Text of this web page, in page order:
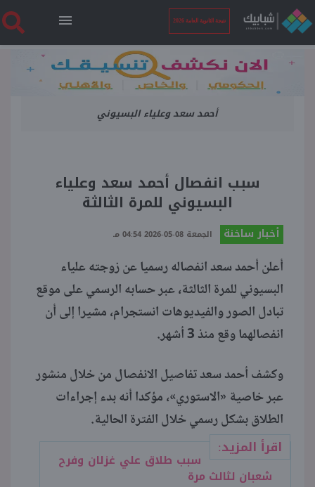
نتيجة الثانوية العامة 2026
الرئيسية
نتيجة الثانوية العامة 2026
فنجان قهوة
ملفات
منوعات
أحمد سعد وعلياء البسيوني
سبب انفصال أحمد سعد وعلياء
البسيوني للمرة الثالثة
أخبار ساخنة الجمعة 08-05-2026 04:54 مـ
أعلن أحمد سعد انفصاله رسميا عن زوجته علياء
البسيوني للمرة الثالثة، عبر حسابه الرسمي على موقع
تبادل الصور والفيديوهات انستجرام، مشيرا إلى أن
انفصالهما وقع منذ 3 أشهر.
وكشف أحمد سعد تفاصيل الانفصال من خلال منشور
عبر خاصية «الاستوري»، مؤكدا أنه بدء إجراءات
الطلاق بشكل رسمي خلال الفترة الحالية.
اقرأ المزيد:
سبب طلاق علي غزلان وفرح
شعبان لثالث مرة